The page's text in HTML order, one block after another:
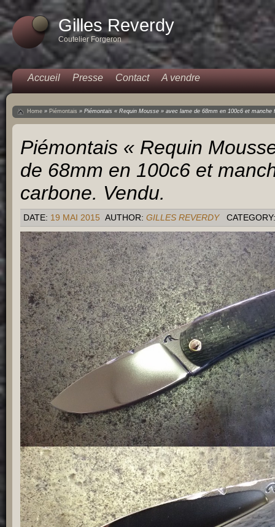
Gilles Reverdy
Coutelier Forgeron
Accueil Presse Contact A vendre
Home » Piémontais » Piémontais « Requin Mousse » avec lame de 68mm en 100c6 et manche
Piémontais « Requin
de 68mm en 100c6 et
carbone. Vendu.
DATE: 19 MAI 2015 AUTHOR: GILLES REVERDY